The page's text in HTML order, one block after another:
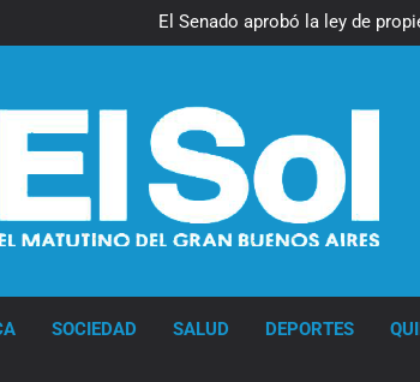
El Senado aprobó la ley de
pero el Gobierno debió
SOCIEDAD SALUD DEPORTES